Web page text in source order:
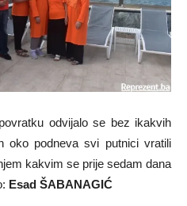
odvijalo se bez ikakvih
oko podneva svi putnici vratili
kakvim se prije sedam dana
Esad ŠABANAGIĆ